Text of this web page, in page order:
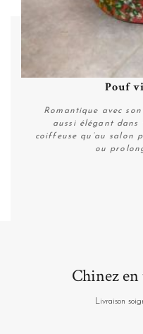
Pouf
Romantique avec
aussi élégant dans
coiffeuse qu’au salon
ou
Chinez
Livraison